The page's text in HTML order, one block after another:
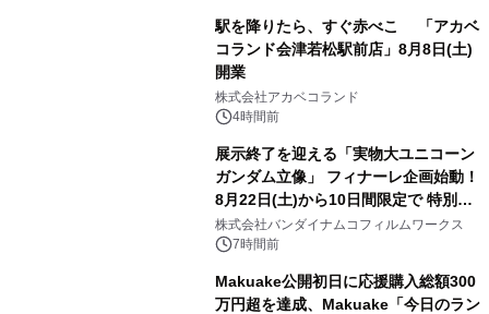
駅を降りたら、すぐ赤べこ 「アカベ
コランド会津若松駅前店」8月8日(土)
開業
株式会社アカベコランド
4時間前
展示終了を迎える「実物大ユニコーン
ガンダム立像」 フィナーレ企画始動！
8月22日(土)から10日間限定で 特別映
像『UNICORN GUNDAM Statue ―
BEYOND POSSIBILITY ―』を上映！
株式会社バンダイナムコフィルムワークス
7時間前
Makuake公開初日に応援購入総額300
万円超を達成、Makuake「今日のラン